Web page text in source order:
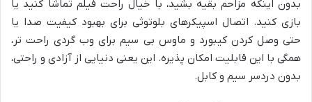
بدون اینکه مزاحم بقیه بشید، با خیال راحت فیلم تماشا کنید یا
بازی کنید. اتصال اسپیکرهای بلوتوثی برای بهبود کیفیت صدا یا
حتی وصل کردن کیبورد و ماوس بی سیم برای وب گردی راحت تر،
همگی با این قابلیت امکان پذیره. این یعنی دنیایی از آزادی و راحتی،
بدون دردسر سیم و کابل.